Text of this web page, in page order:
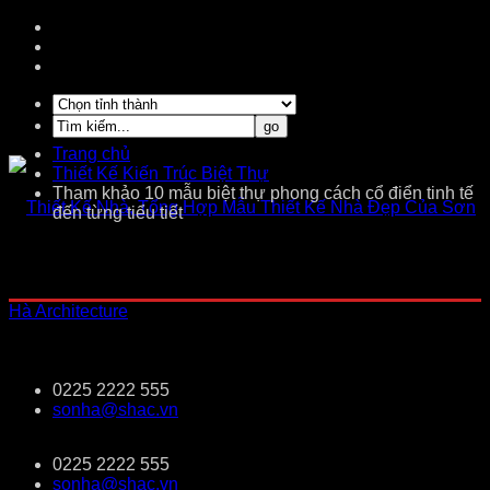
0225 2222 555
sonha@shac.vn
0225 2222 555
sonha@shac.vn
Trang chủ
Thiết Kế Kiến Trúc Biệt Thự
Tham khảo 10 mẫu biệt thự phong cách cổ điển tinh tế
đến từng tiểu tiết